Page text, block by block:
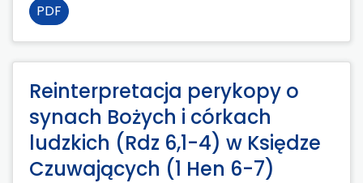
PDF
Reinterpretacja perykopy o
synach Bożych i córkach
ludzkich (Rdz 6,1-4) w Księdze
Czuwających (1 Hen 6-7)